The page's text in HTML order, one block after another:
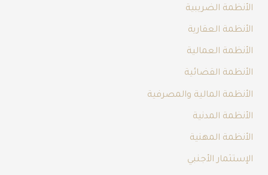
الأنظمة الضريبية
الأنظمة العقارية
الأنظمة العمالية
الأنظمة القضائية
الأنظمة المالية والمصرفية
الأنظمة المدنية
الأنظمة المهنية
الإستثمار الأجنبي